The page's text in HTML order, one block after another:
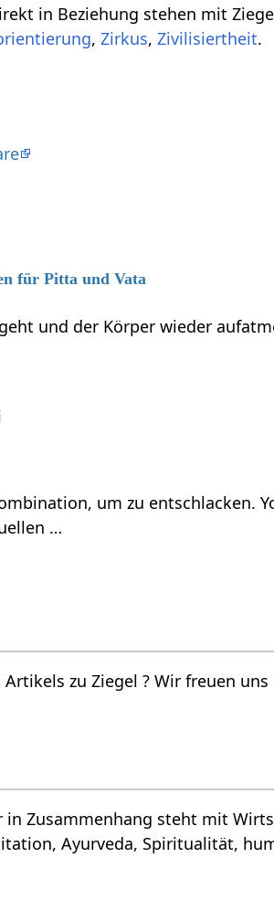
Ziegel‏‎, aber vielleicht doch von Relevanz sein
, ,
.
für Pitta und Vata
und der Körper wieder
um zu entschlacken.
…
per Email an wiki(at)yoga-
Ayurveda, Spiritualität,